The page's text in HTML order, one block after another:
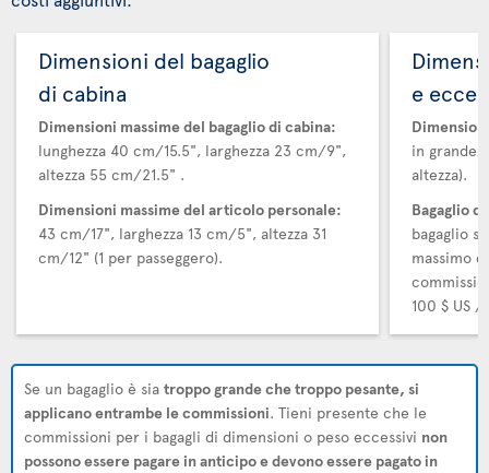
Dimensioni del bagaglio
di cabina
Dimensioni massime del bagaglio di cabina:
lunghezza 40 cm/15.5", larghezza 23 cm/9",
altezza 55 cm/21.5" .
Dimensioni massime del articolo personale:
43 cm/17", larghezza 13 cm/5", altezza 31
cm/12" (1 per passeggero).
e
in
altezza).
Bagaglio
bagaglio
massimo
100 $ US /
Se un bagaglio è sia troppo grande che troppo pesante, si
applicano entrambe le commissioni. Tieni presente che le
commissioni per i bagagli di dimensioni o peso eccessivi non
possono essere pagare in anticipo e devono essere pagato in